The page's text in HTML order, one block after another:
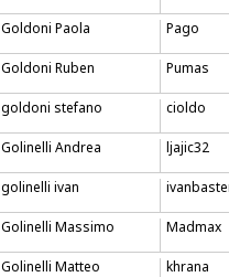
Goldoni Paola Pago
Goldoni Ruben Pumas
goldoni stefano cioldo
Golinelli Andrea ljajic32
golinelli ivan
Golinelli Massimo Madmax
Golinelli Matteo khrana